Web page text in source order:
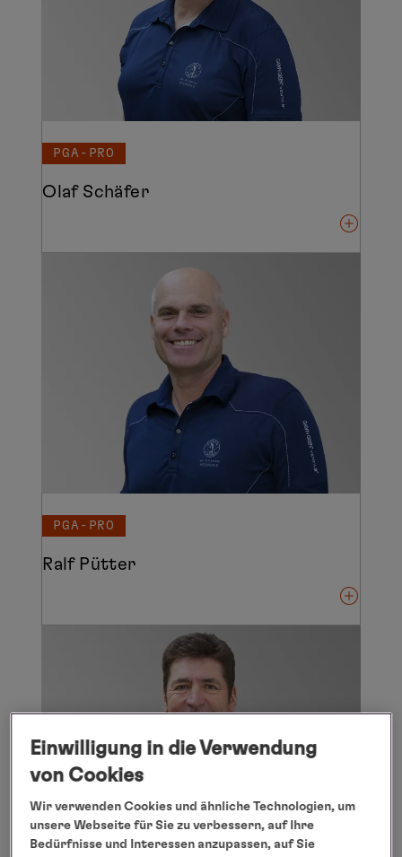
PGA-PRO
Olaf Schäfer
PGA-PRO
Ralf Pütter
Einwilligung in die Verwendung
von Cookies
Wir verwenden Cookies und ähnliche Technologien, um
unsere Webseite für Sie zu verbessern, auf Ihre
Bedürfnisse und Interessen anzupassen, auf Sie